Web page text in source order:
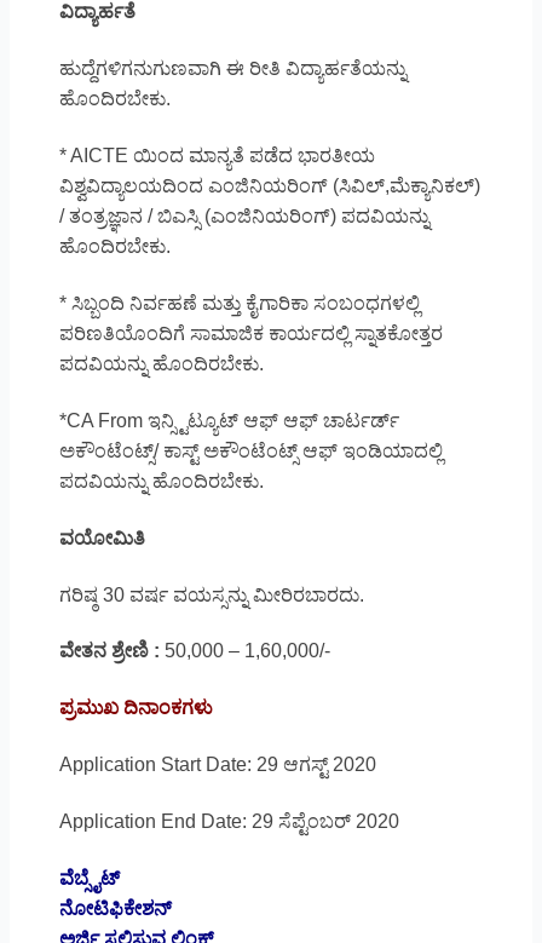
ವಿದ್ಯಾರ್ಹತೆ
ಹುದ್ದೆಗಳಿಗನುಗುಣವಾಗಿ ಈ ರೀತಿ ವಿದ್ಯಾರ್ಹತೆಯನ್ನು
ಹೊಂದಿರಬೇಕು.
* AICTE ಯಿಂದ ಮಾನ್ಯತೆ ಪಡೆದ ಭಾರತೀಯ
ವಿಶ್ವವಿದ್ಯಾಲಯದಿಂದ ಎಂಜಿನಿಯರಿಂಗ್ (ಸಿವಿಲ್,ಮೆಕ್ಯಾನಿಕಲ್)
/ ತಂತ್ರಜ್ಞಾನ / ಬಿಎಸ್ಸಿ (ಎಂಜಿನಿಯರಿಂಗ್) ಪದವಿಯನ್ನು
ಹೊಂದಿರಬೇಕು.
* ಸಿಬ್ಬಂದಿ ನಿರ್ವಹಣೆ ಮತ್ತು ಕೈಗಾರಿಕಾ ಸಂಬಂಧಗಳಲ್ಲಿ
ಪರಿಣತಿಯೊಂದಿಗೆ ಸಾಮಾಜಿಕ ಕಾರ್ಯದಲ್ಲಿ ಸ್ನಾತಕೋತ್ತರ
ಪದವಿಯನ್ನು ಹೊಂದಿರಬೇಕು.
*CA From ಇನ್ಸ್ಟಿಟ್ಯೂಟ್ ಆಫ್ ಆಫ್ ಚಾರ್ಟರ್ಡ್
ಅಕೌಂಟೆಂಟ್ಸ್/ ಕಾಸ್ಟ್ ಅಕೌಂಟೆಂಟ್ಸ್ ಆಫ್ ಇಂಡಿಯಾದಲ್ಲಿ
ಪದವಿಯನ್ನು ಹೊಂದಿರಬೇಕು.
ವಯೋಮಿತಿ
ಗರಿಷ್ಠ 30 ವರ್ಷ ವಯಸ್ಸನ್ನು ಮೀರಿರಬಾರದು.
ವೇತನ ಶ್ರೇಣಿ : 50,000 – 1,60,000/-
ಪ್ರಮುಖ ದಿನಾಂಕಗಳು
Application Start Date: 29 ಆಗಸ್ಟ್ 2020
Application End Date: 29 ಸೆಪ್ಟೆಂಬರ್ 2020
ವೆಬ್ಸೈಟ್
ನೋಟಿಫಿಕೇಶನ್
ಅರ್ಜಿ ಸಲ್ಲಿಸುವ ಲಿಂಕ್